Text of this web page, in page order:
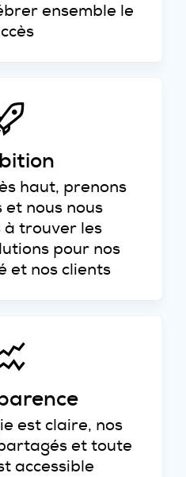
ensemble le
haut, prenons
et nous nous
à trouver les
pour nos
et nos clients
est claire, nos
et toute
accessible